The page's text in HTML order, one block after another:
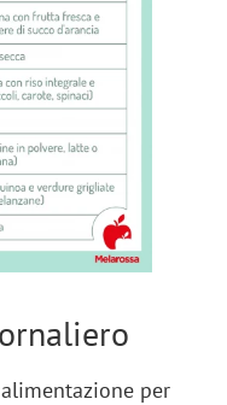
per